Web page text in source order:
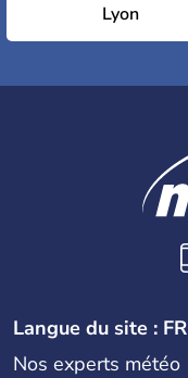
Lyon
Langue du site : FR
Nos experts météo